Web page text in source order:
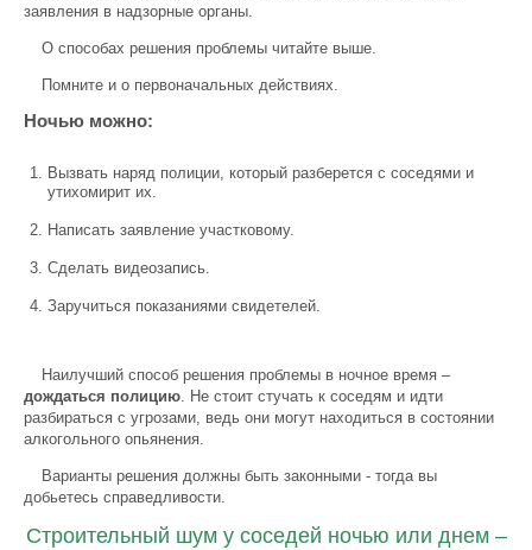
заявления в надзорные органы.
О способах решения проблемы читайте выше.
Помните и о первоначальных действиях.
Ночью можно:
Вызвать наряд полиции, который разберется с соседями и
утихомирит их.
Написать заявление участковому.
Сделать видеозапись.
Заручиться показаниями свидетелей.
Наилучший способ решения проблемы в ночное время –
дождаться полицию . Не стоит стучать к соседям и идти
разбираться с угрозами, ведь они могут находиться в состоянии
алкогольного опьянения.
Варианты решения должны быть законными - тогда вы
добьетесь справедливости.
Строительный шум у соседей ночью или днем –